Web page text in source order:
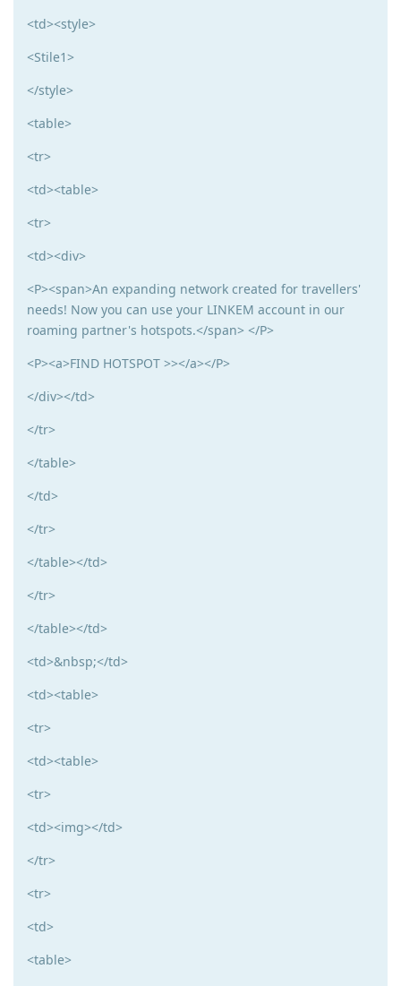
<td><style>
<Stile1>
</style>
<table>
<tr>
<td><table>
<tr>
<td><div>
<P><span>An expanding network created for travellers'
needs! Now you can use your LINKEM account in our
roaming partner's hotspots.</span> </P>
<P><a>FIND HOTSPOT >></a></P>
</div></td>
</tr>
</table>
</td>
</tr>
</table></td>
</tr>
</table></td>
<td>&nbsp;</td>
<td><table>
<tr>
<td><table>
<tr>
<td><img></td>
</tr>
<tr>
<td>
<table>